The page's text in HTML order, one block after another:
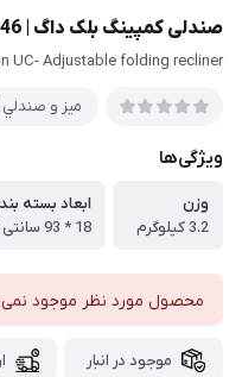
صندلی کمپینگ بلک داگ | CBD2450JJ046
UC- Adjustable folding recliner
ميز و
ویژگی‌ها
وزن
3.2 کیلوگرم
ابعاد بسته
18 * 93 سانتی متر
محصول مورد نظر موجود
موجود در انبار